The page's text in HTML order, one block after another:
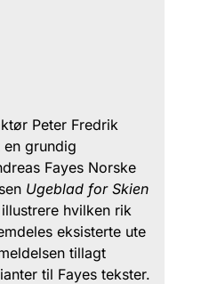
Peter Fredrik
en grundig
Fayes Norske
Ugeblad for Skien
hvilken rik
eksisterte ute
tillagt
til Fayes tekster.